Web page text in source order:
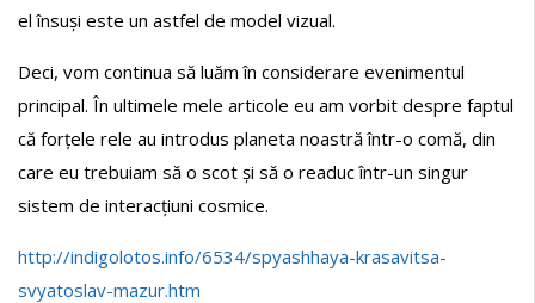
el însuși este un astfel de model vizual.
Deci, vom continua să luăm în considerare evenimentul
principal. În ultimele mele articole eu am vorbit despre faptul
că forțele rele au introdus planeta noastră într-o comă, din
care eu trebuiam să o scot și să o readuc într-un singur
sistem de interacțiuni cosmice.
http://indigolotos.info/6534/spyashhaya-krasavitsa-
svyatoslav-mazur.htm